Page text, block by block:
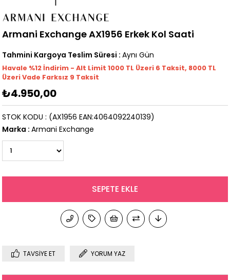
Armani Exchange AX1956 Erkek Kol Saati
Tahmini Kargoya Teslim Süresi : Aynı Gün
Havale %12 İndirim - Alt Limit 1000 TL Üzeri 6 Taksit, 8000 TL
Üzeri Vade Farksız 9 Taksit
₺4.950,00
(AX1956 EAN:4064092240139)
STOK KODU
Marka : Armani Exchange
TAVSIYE ET YORUM YAZ